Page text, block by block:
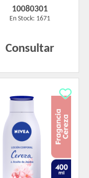
10080301
En Stock: 1671
Consultar